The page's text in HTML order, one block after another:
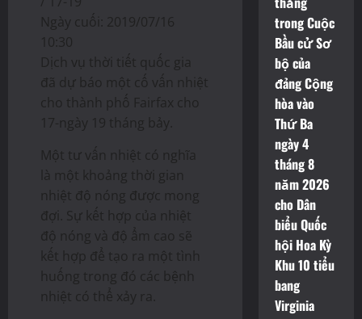
Ngày cuối: 2019/07/16
10:30
Dịch vụ thời tiết quốc gia
đã dự báo một cố vấn nhiệt
cho thành phố Fairfax cho
17-ngày 19 tháng bảy.
Một tư vấn nhiệt có nghĩa
là một khoảng thời gian
nhiệt độ nóng được mong
đợi. Sự kết hợp của nhiệt
độ nóng và độ ẩm cao sẽ
kết hợp để tạo ra một tình
huống trong đó các bệnh
nhiệt có thể xảy ra.
trong Cuộc
Bầu cử Sơ
bộ của
đảng Cộng
hòa vào
Thứ Ba
ngày 4
tháng 8
năm 2026
cho Dân
biểu Quốc
hội Hoa Kỳ
Khu 10 tiểu
bang
Virginia